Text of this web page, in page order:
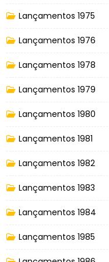
Lançamentos 1975
Lançamentos 1976
Lançamentos 1978
Lançamentos 1979
Lançamentos 1980
Lançamentos 1981
Lançamentos 1982
Lançamentos 1983
Lançamentos 1984
Lançamentos 1985